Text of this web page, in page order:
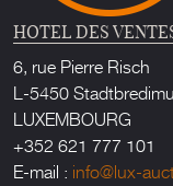
HOTEL DES
6, rue Pierre Risch
L-5450
LUXEMBOURG
+352 621 777 101
E-mail : info@lux-